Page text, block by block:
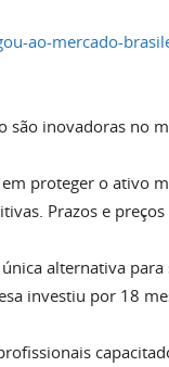
ao-mercado-
inovadoras no
proteger o ativo
Prazos e
alternativa
investiu por 18